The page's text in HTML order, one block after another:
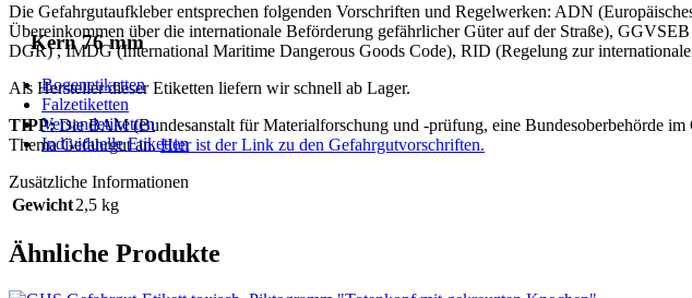
Kern 76 mm
Bogenetiketten
Falzetiketten
Versandetiketten
Individuelle Etiketten
Die Gefahrgutaufkleber entsprechen folgenden Vorschriften und Regelwerken: ADN
Übereinkommen über die internationale Beförderung gefährlicher Güter auf der Straße),
DGR) , IMDG (International Maritime Dangerous Goods Code), RID (Regelung zur
Als Hersteller dieser Etiketten liefern wir schnell ab Lager.
TIPP:Die BAM (Bundesanstalt für Materialforschung und -prüfung, eine Bundesoberbehörde
Thema Gefahrgut an.Hier ist der Link zu den Gefahrgutvorschriften.
Zusätzliche Informationen
Gewicht2,5 kg
Ähnliche Produkte